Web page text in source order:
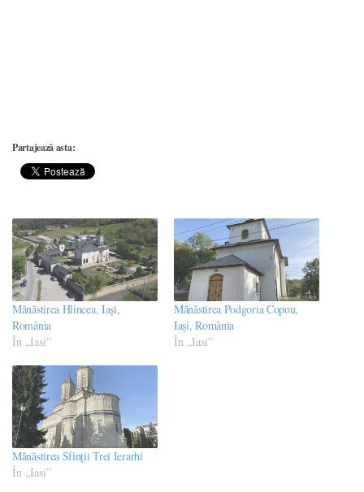
Partajează asta:
Mănăstirea Hlincea, Iași,
România
În „Iasi”
Mănăstirea Podgoria Copou,
Iași, România
În „Iasi”
Mănăstirea Sfinții Trei Ierarhi
În „Iasi”